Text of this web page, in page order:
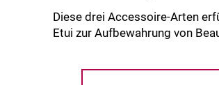
Diese drei Accessoire-Arten
Etui zur Aufbewahrung von